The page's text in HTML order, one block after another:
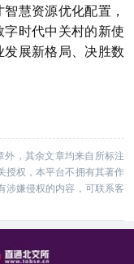
慧资源优化配置，
时代中关村的新使
展新格局、决胜数
外，其余文章均来自所标注
授权，本平台不拥有其著作
涉嫌侵权的内容，可联系客